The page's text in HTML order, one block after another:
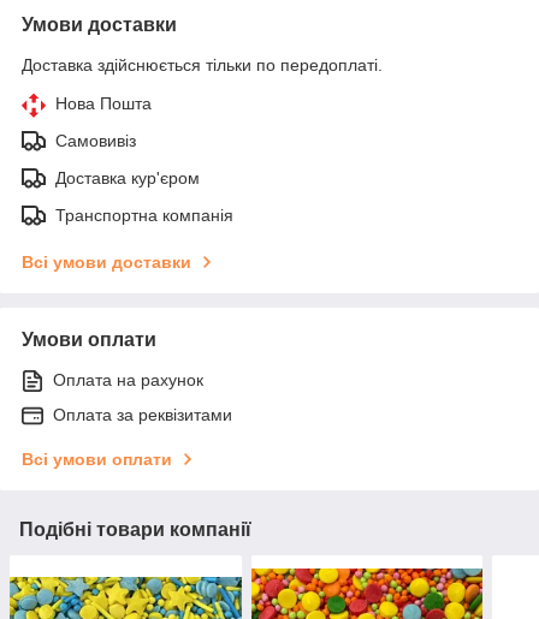
Умови доставки
Доставка здійснюється тільки по передоплаті.
Нова Пошта
Самовивіз
Доставка кур'єром
Транспортна компанія
Всі умови доставки
Умови оплати
Оплата на рахунок
Оплата за реквізитами
Всі умови оплати
Подібні товари компанії